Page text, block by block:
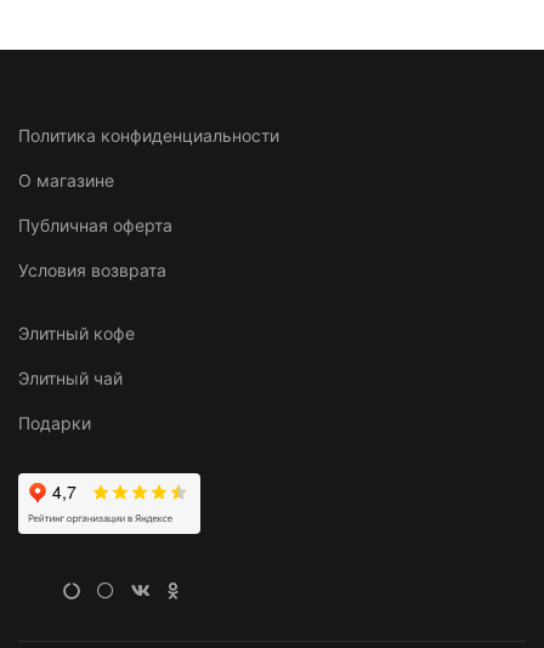
Политика конфиденциальности
О магазине
Публичная оферта
Условия возврата
Элитный кофе
Элитный чай
Подарки